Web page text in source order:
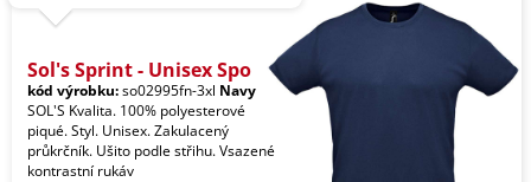
Sol's Sprint - Unisex Spo
kód výrobku:so02995fn-3xl Navy
SOL'S Kvalita. 100% polyesterové
piqué. Styl. Unisex. Zakulacený
průkrčník. Ušito podle střihu. Vsazené
kontrastní rukáv